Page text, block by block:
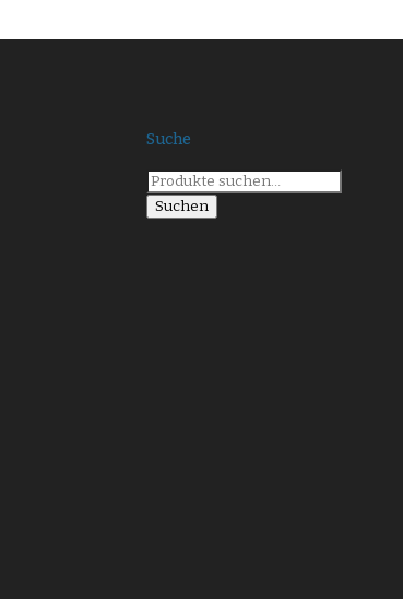
Suche
Suche
nach:
Suchen